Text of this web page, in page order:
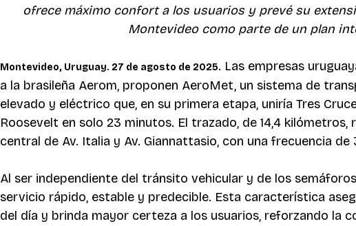
ofrece máximo confort a los usuarios y prevé su
Montevideo como parte de un plan
Montevideo, Uruguay. 27 de agosto de 2025. Las empresas
a la brasileña Aerom, proponen AeroMet, un sistema de
elevado y eléctrico que, en su primera etapa, uniría Tres
Roosevelt en solo 23 minutos. El trazado, de 14,4
central de Av. Italia y Av. Giannattasio, con una frecuencia
Al ser independiente del tránsito vehicular y de los
servicio rápido, estable y predecible. Esta característica
del día y brinda mayor certeza a los usuarios, reforzando la